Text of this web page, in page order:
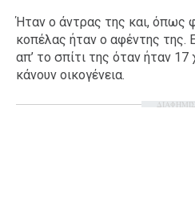
Ήταν ο άντρας της και, όπως
κοπέλας ήταν ο αφέντης της.
απ’ το σπίτι της όταν ήταν 17
κάνουν οικογένεια.